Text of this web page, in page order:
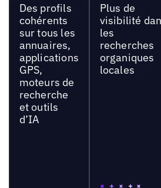
Des profils
cohérents
sur tous les
annuaires,
applications
GPS,
moteurs de
recherche
et outils
d’IA
Plus de
visibilité
les
recherches
organiques
locales